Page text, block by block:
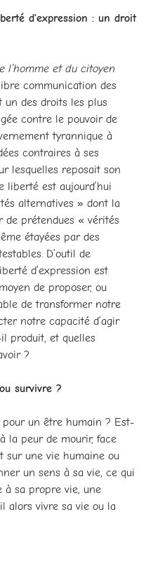
d’expression : un droit
l’homme et du citoyen
communication des
un des droits les plus
contre le pouvoir de
tyrannique à
contraires à ses
lesquelles reposait son
liberté est aujourd’hui
alternatives » dont la
de prétendues « vérités
étayées par des
D’outil de
d’expression est
de proposer, ou
de transformer notre
notre capacité d’agir
produit, et quelles
?
survivre ?
pour un être humain ? Est-
la peur de mourir, face
sur une vie humaine ou
un sens à sa vie, ce qui
à sa propre vie, une
alors vivre sa vie ou la